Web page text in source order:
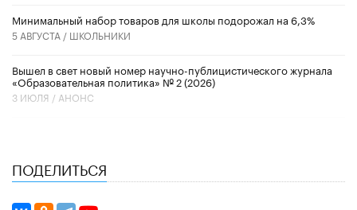
Минимальный набор товаров для школы подорожал на 6,3%
5 АВГУСТА / ШКОЛЬНИКИ
Вышел в свет новый номер научно-публицистического журнала
«Образовательная политика» № 2 (2026)
3 ИЮЛЯ / АНОНС
ПОДЕЛИТЬСЯ